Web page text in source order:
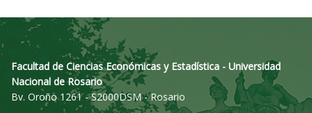
Facultad de Ciencias Económicas y Estadística - Universidad
Nacional de Rosario
Bv. Oroño 1261 - S2000DSM - Rosario